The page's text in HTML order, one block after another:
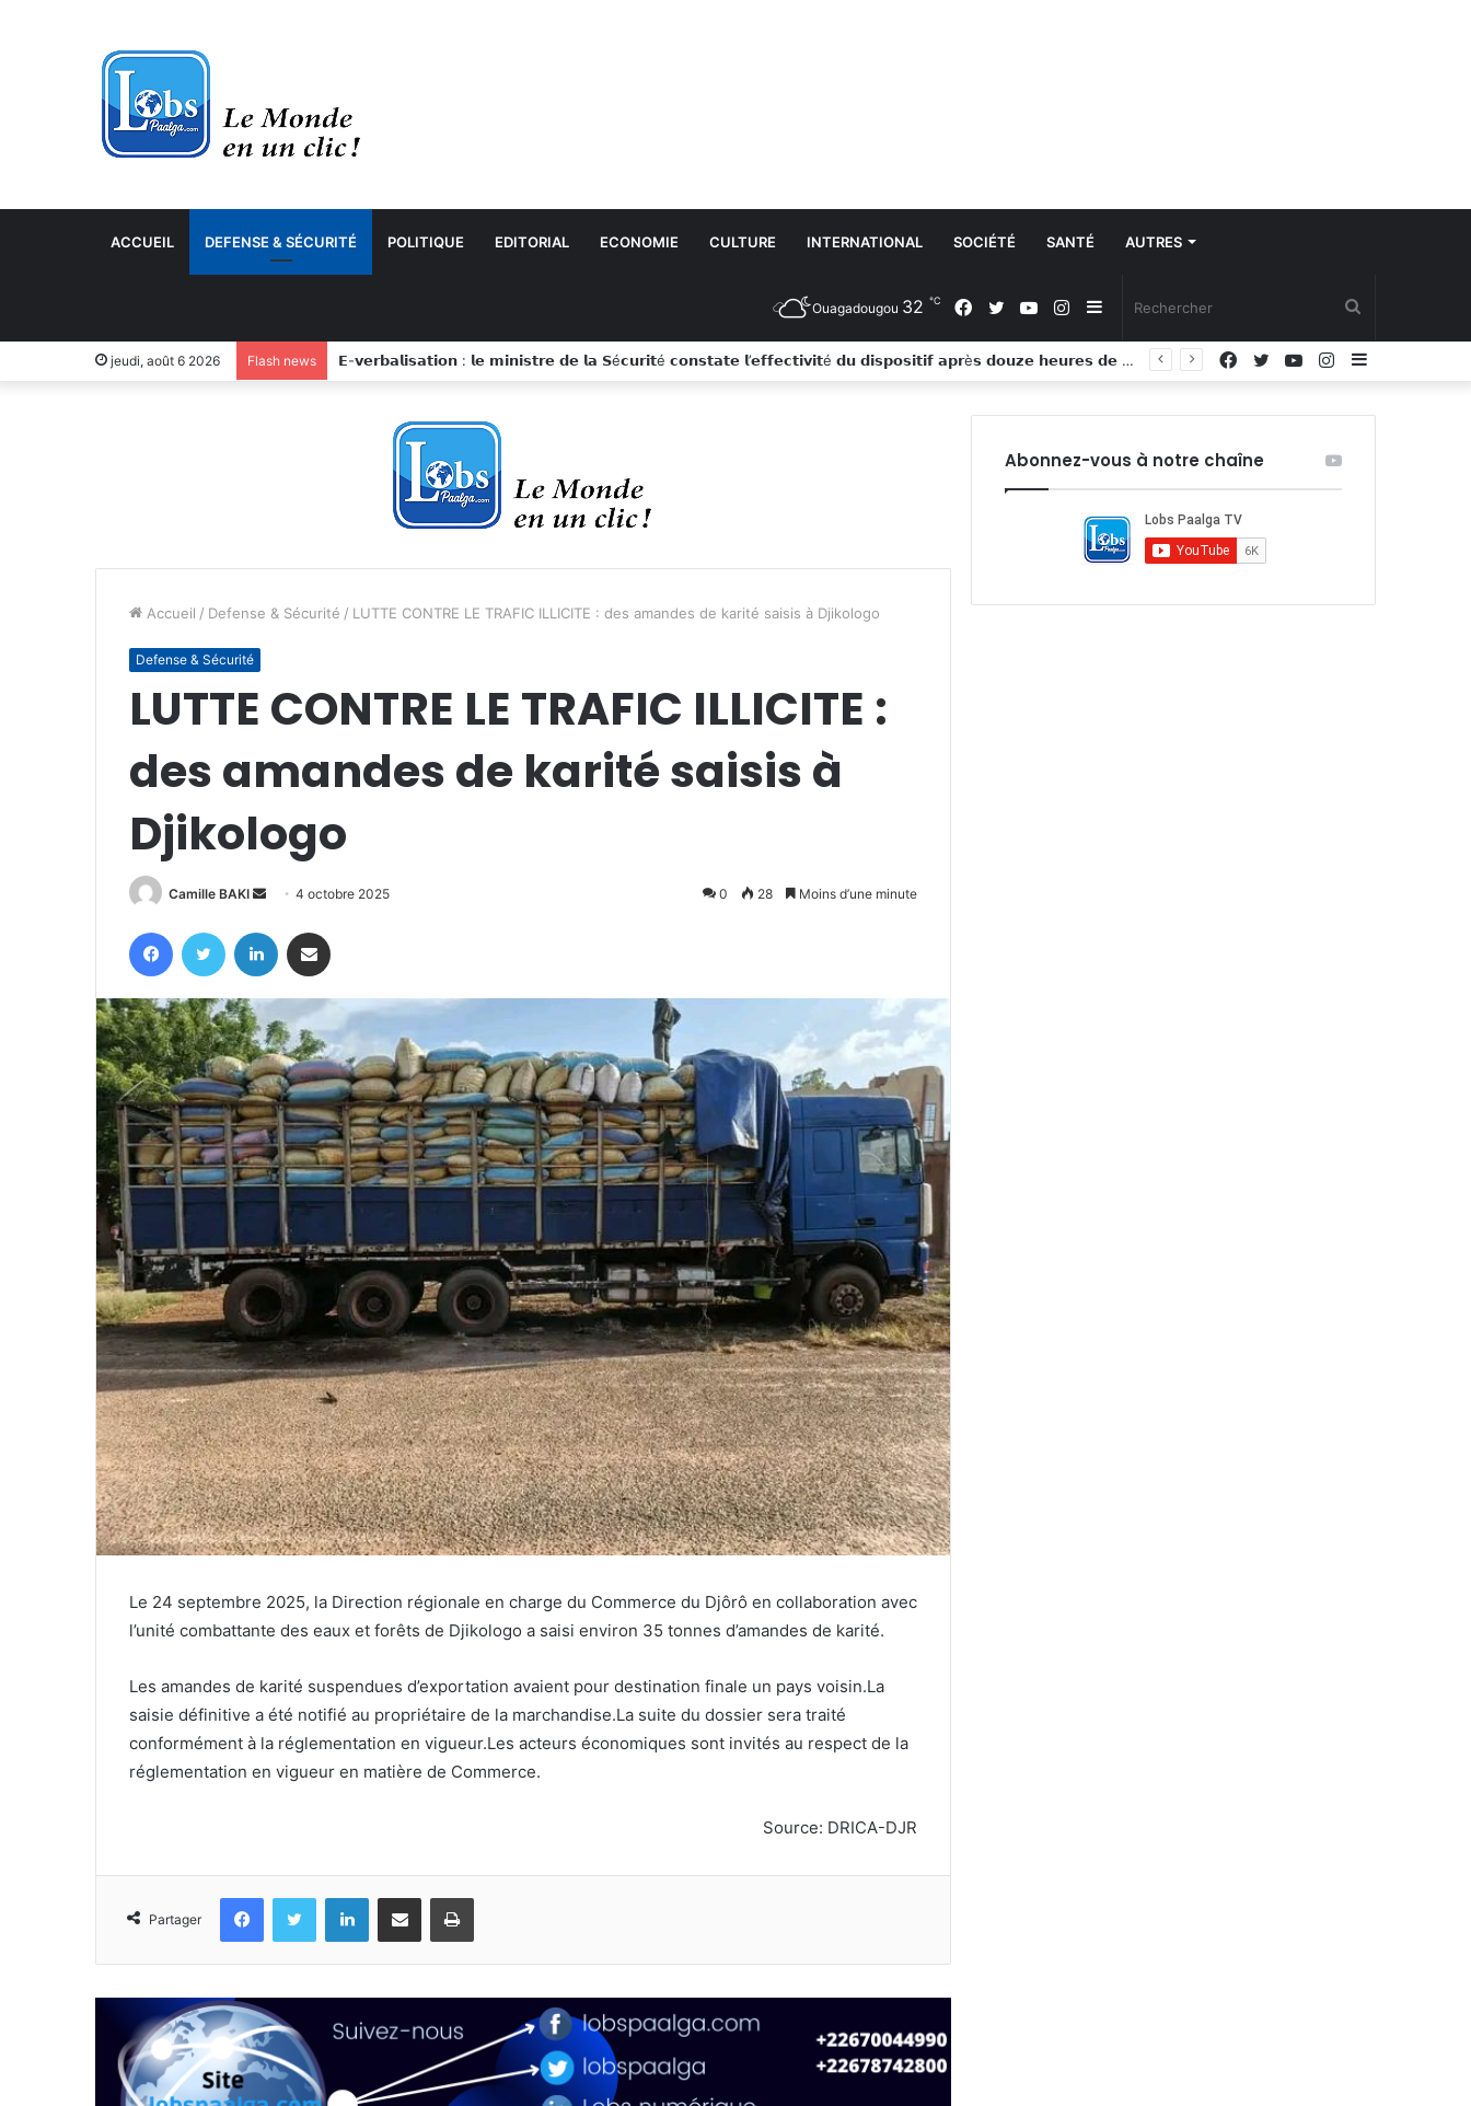
ACCUEIL DEFENSE & SÉCURITÉ POLITIQUE EDITORIAL ECONOMIE CULTURE INTERNATIONAL SOCIÉTÉ SANTÉ AUTRES
Sidebar
(barre
Instagram
YouTube
Twitter
Facebook
Ouagadougou 32 ℃
jeudi, août 6 2026 Flash news 𝗘-𝘃𝗲𝗿𝗯𝗮𝗹𝗶𝘀𝗮𝘁𝗶𝗼𝗻 : 𝗹𝗲 𝗺𝗶𝗻𝗶𝘀𝘁𝗿𝗲 𝗱𝗲 𝗹𝗮 𝗦é𝗰𝘂𝗿𝗶𝘁é 𝗰𝗼𝗻𝘀𝘁𝗮𝘁𝗲 𝗹’𝗲𝗳𝗳𝗲𝗰𝘁𝗶𝘃𝗶𝘁é 𝗱𝘂 𝗱𝗶𝘀𝗽𝗼𝘀𝗶𝘁𝗶𝗳 𝗮𝗽𝗿è𝘀 𝗱𝗼𝘂𝘇𝗲 𝗵𝗲𝘂𝗿𝗲𝘀 𝗱𝗲 𝗳𝗼𝗻𝗰𝘁𝗶𝗼𝗻𝗻𝗲𝗺𝗲𝗻𝘁
Sidebar
Instagram
YouTube
Twitter
Facebook
Accueil / Defense & Sécurité / LUTTE CONTRE LE TRAFIC ILLICITE : des amandes de karité saisis à Djikologo
Defense & Sécurité
LUTTE CONTRE LE TRAFIC ILLICITE :
des amandes de karité saisis à
Djikologo
Camille BAKI
Envoyer
courriel
4 octobre 2025 0 28 Moins d’une minute
FacebookTwitter Linkedin
Le 24 septembre 2025, la Direction régionale en charge du Commerce du Djôrô en collaboration avec
l’unité combattante des eaux et forêts de Djikologo a saisi environ 35 tonnes d’amandes de karité.
Les amandes de karité suspendues d’exportation avaient pour destination finale un pays voisin.La
saisie définitive a été notifié au propriétaire de la marchandise.La suite du dossier sera traité
conformément à la réglementation en vigueur.Les acteurs économiques sont invités au respect de la
réglementation en vigueur en matière de Commerce.
Source: DRICA-DJR
Partager
FacebookTwitter LinkedinPartager par email Imprimer
Abonnez-vous à notre chaîne